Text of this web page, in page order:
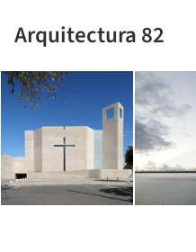
Arquitectura 82